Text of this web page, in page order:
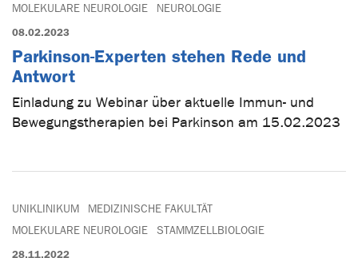
MOLEKULARE NEUROLOGIE
NEUROLOGIE
08.02.2023
Parkinson-Experten stehen Rede und
Antwort
Einladung zu Webinar über aktuelle Immun- und
Bewegungstherapien bei Parkinson am 15.02.2023
UNIKLINIKUM
MEDIZINISCHE FAKULTÄT
MOLEKULARE NEUROLOGIE
STAMMZELLBIOLOGIE
28.11.2022